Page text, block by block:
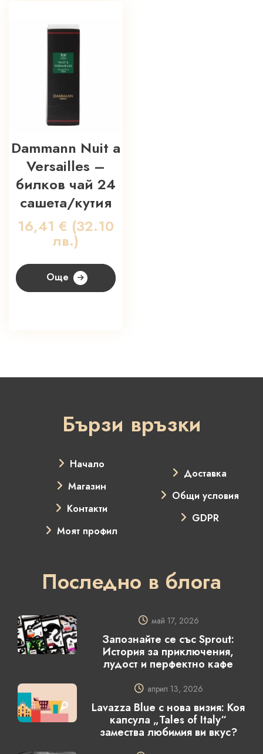
Dammann Nuit a
Versailles –
билков чай 24
сашета/кутия
16,41 € (32.10
лв.)
Още
Бързи връзки
Начало
Магазин
Контакти
Моят профил
Доставка
Общи условия
GDPR
Последно в блога
май 17, 2026
Запознайте се със Sprout:
История за приключения,
лудост и перфектно кафе
април 13, 2026
Lavazza Blue с нова визия: Коя
капсула „Tales of Italy“
замества любимия ви вкус?